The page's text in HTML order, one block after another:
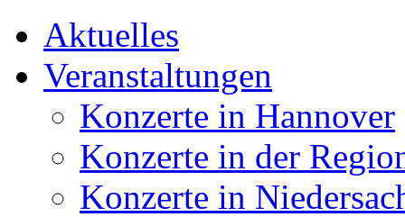
Aktuelles
Veranstaltungen
Konzerte in Hannover
Konzerte in der
Konzerte in